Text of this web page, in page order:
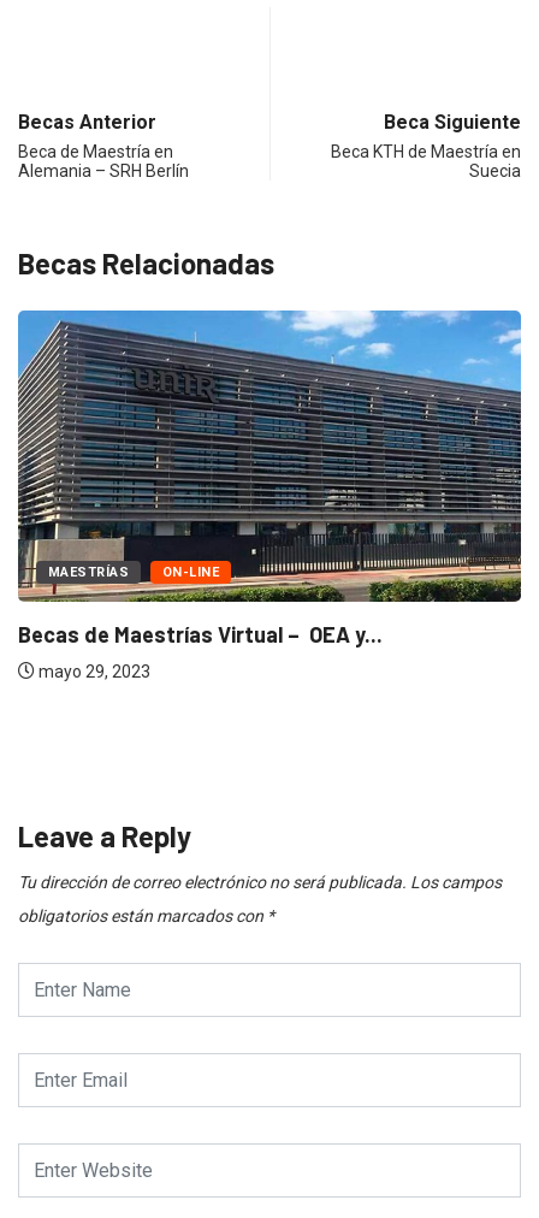
Becas Anterior
Beca de Maestría en
Alemania – SRH Berlín
Beca Siguiente
Beca KTH de Maestría en
Suecia
Becas Relacionadas
MAESTRÍAS ON-LINE
Becas de Maestrías Virtual – OEA y...
mayo 29, 2023
Leave a Reply
Tu dirección de correo electrónico no será publicada. Los campos
obligatorios están marcados con *